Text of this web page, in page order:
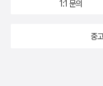
1:1 문의
중